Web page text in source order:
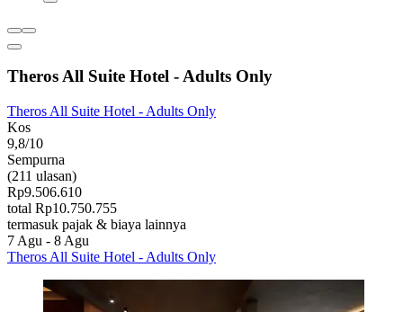
Theros All Suite Hotel - Adults Only
Theros All Suite Hotel - Adults Only
Kos
9,8/10
Sempurna
(211 ulasan)
Rp9.506.610
total Rp10.750.755
termasuk pajak & biaya lainnya
7 Agu - 8 Agu
Theros All Suite Hotel - Adults Only